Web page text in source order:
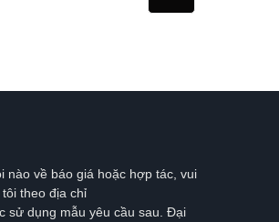
nào về báo giá hoặc hợp tác, vui
theo địa chỉ
sử dụng mẫu yêu cầu sau. Đại